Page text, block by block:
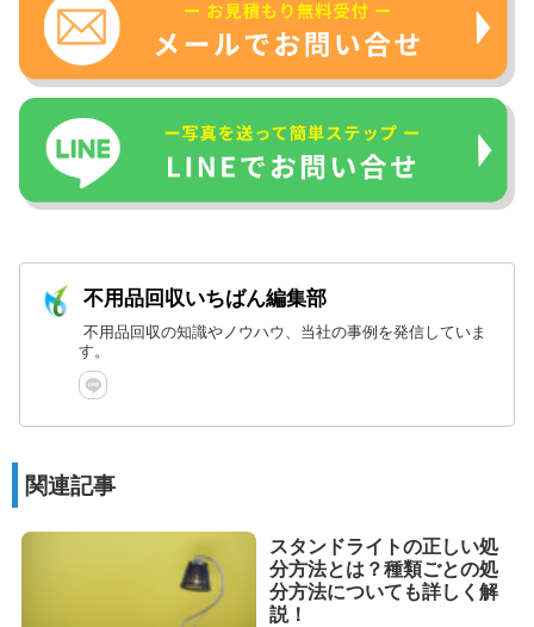
不用品回収いちばん編集部
不用品回収の知識やノウハウ、当社の事例を発信していま
す。
関連記事
スタンドライトの正しい処
分方法とは？種類ごとの処
分方法についても詳しく解
説！